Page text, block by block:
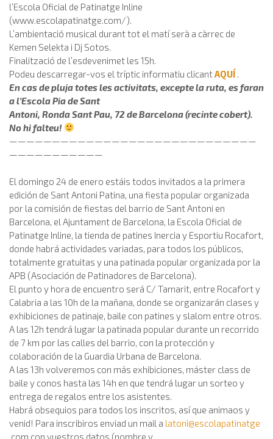
l’Escola Oficial de Patinatge Inline
(www.escolapatinatge.com/).
L’ambientació musical durant tot el matí serà a càrrec de
Kemen Selekta i Dj Sotos.
Finalització de l’esdevenimet les 15h.
Podeu descarregar-vos el tríptic informatiu clicantAQUÍ .
En cas de pluja totes les activitats, excepte la ruta, es faran
a l’Escola Pia de Sant
Antoni, Ronda Sant Pau, 72 de Barcelona (recinte cobert).
No hi falteu!
—————————————————————————————
———————————
El domingo 24 de enero estáis todos invitados a la primera
edición de Sant Antoni Patina, una fiesta popular organizada
por la comisión de fiestas del barrio de Sant Antoni en
Barcelona, el Ajuntament de Barcelona, la Escola Oficial de
Patinatge Inline, la tienda de patines Inercia y Esportiu Rocafort,
donde habrá actividades variadas, para todos los públicos,
totalmente gratuitas y una patinada popular organizada por la
APB (Asociación de Patinadores de Barcelona).
El punto y hora de encuentro será C/ Tamarit, entre Rocafort y
Calabria a las 10h de la mañana, donde se organizarán clases y
exhibiciones de patinaje, baile con patines y slalom entre otros.
A las 12h tendrá lugar la patinada popular durante un recorrido
de 7 km por las calles del barrio, con la protección y
colaboración de la Guardia Urbana de Barcelona.
A las 13h volveremos con más exhibiciones, máster class de
baile y conos hasta las 14h en que tendrá lugar un sorteo y
entrega de regalos entre los asistentes.
Habrá obsequios para todos los inscritos, así que animaos y
venid! Para inscribiros enviad un mail a latoni@escolapatinatge
.com con vuestros datos (nombre y